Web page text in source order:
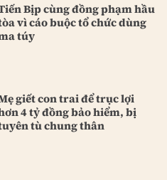
Bịp cùng đồng phạm hầu
vì cáo buộc tổ chức dùng
túy
giết con trai để trục lợi
4 tỷ đồng bảo hiểm, bị
tù chung thân